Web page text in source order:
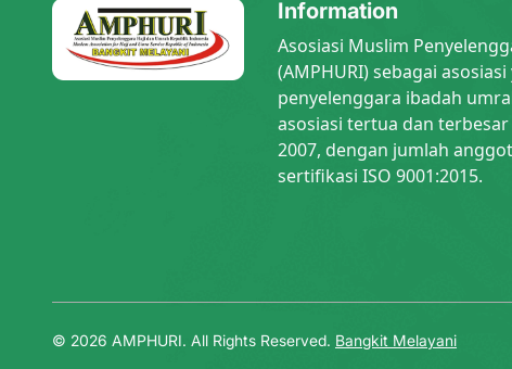
Information
Asosiasi Muslim
(AMPHURI) sebagai
penyelenggara ibadah
asosiasi tertua dan
2007, dengan jumlah
sertifikasi ISO 9001:2015.
© 2026 AMPHURI. All Rights Reserved. Bangkit Melayani